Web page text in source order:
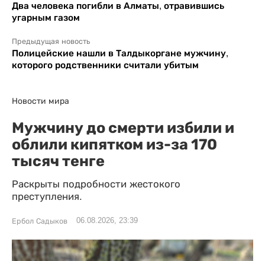
Два человека погибли в Алматы, отравившись
угарным газом
Предыдущая новость
Полицейские нашли в Талдыкоргане мужчину,
которого родственники считали убитым
Новости мира
Мужчину до смерти избили и
облили кипятком из-за 170
тысяч тенге
Раскрыты подробности жестокого
преступления.
Ербол Садыков 06.08.2026, 23:39